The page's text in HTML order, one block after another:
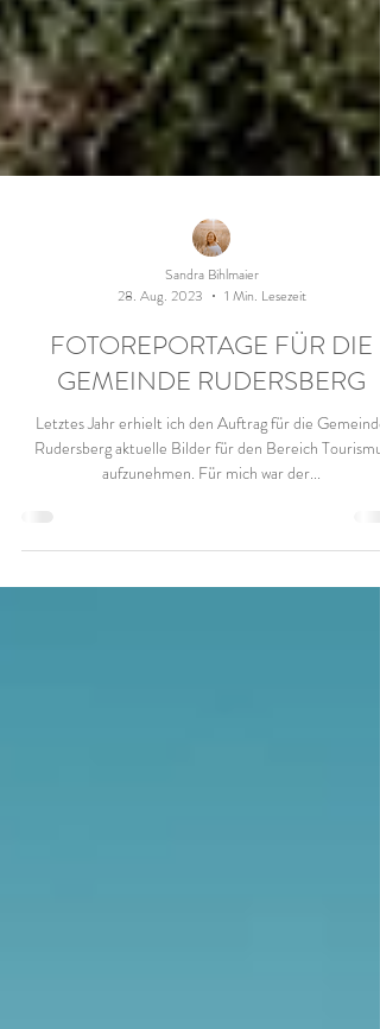
Sandra Bihlmaier
28. Aug. 2023
1 Min. Lesezeit
FOTOREPORTAGE FÜR DIE
GEMEINDE RUDERSBERG
aufzunehmen. Für mich war der...